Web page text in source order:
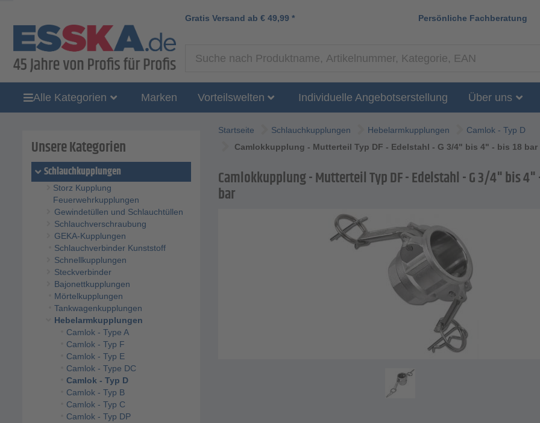
Gratis Versand ab € 49,99 * Persönliche Fachberatung
Alle Kategorien Marken Vorteilswelten Individuelle Angebotserstellung Über uns
Unsere Kategorien
Schlauchkupplungen
Storz Kupplung
Feuerwehrkupplungen
Gewindetüllen und Schlauchtüllen
Schlauchverschraubung
GEKA-Kupplungen
Schlauchverbinder Kunststoff
Schnellkupplungen
Steckverbinder
Bajonettkupplungen
Mörtelkupplungen
Tankwagenkupplungen
Hebelarmkupplungen
Camlok - Type A
Camlok - Typ F
Camlok - Typ E
Camlok - Type DC
Camlok - Typ D
Camlok - Typ B
Camlok - Typ C
Camlok - Typ DP
Startseite Schlauchkupplungen Hebelarmkupplungen
Camlok - Typ D
Camlokkupplung - Mutterteil Typ DF - Edelstahl - G 3/4" bis 4" - bis 18 bar
Camlokkupplung - Mutterteil Typ DF - Edelstahl - G 3/4" bis 4"
bar